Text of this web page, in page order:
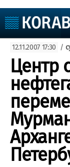
Судоходство
Судоремонт
События
Пресс-релизы
Порты
Рыболовство
ВМФ
Образование
Яхты и катера
Еще
Судостроение
Пульс
12.11.2007 17:30 /
Центр